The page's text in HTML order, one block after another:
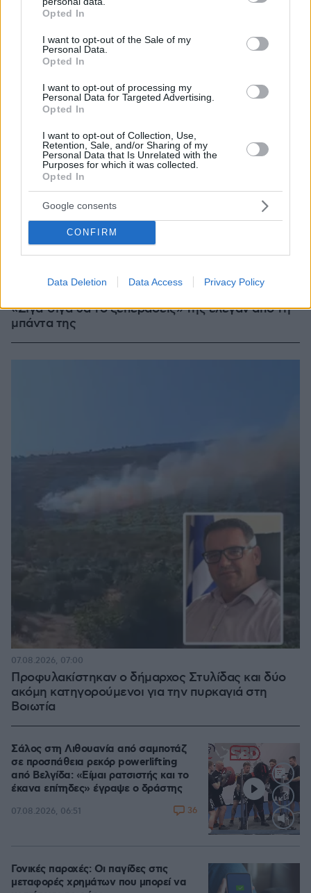
grant or deny consent to Google and its third-party tags to
use your data for below specified purposes in below Google
consent section.
Opted In
I want to opt-out of the Sale of my
Personal Data.
Opted In
I want to opt-out of processing my
Personal Data for Targeted Advertising.
Opted In
I want to opt-out of Collection, Use,
Retention, Sale, and/or Sharing of my
Personal Data that Is Unrelated with the
Purposes for which it was collected.
Opted In
Google consents
CONFIRM
Data Deletion Data Access Privacy Policy
Οργή στο Περού για το βίντεο της σεξουαλικής
«Σιγά-σιγά θα το ξεπεράσεις» της έλεγαν από τη
μπάντα της
Προφυλακίστηκαν ο δήμαρχος Στυλίδας και δύο
ακόμη κατηγορούμενοι για την πυρκαγιά στη
Βοιωτία
07.08.2026, 07:00
Loaded
Σάλος στη Λιθουανία από σαμποτάζ
σε προσπάθεια ρεκόρ powerlifting
από Βελγίδα: «Είμαι ρατσιστής και το
έκανα επίτηδες» έγραψε ο δράστης
07.08.2026, 06:51 36
Γονικές παροχές: Οι παγίδες στις
μεταφορές χρημάτων που μπορεί να